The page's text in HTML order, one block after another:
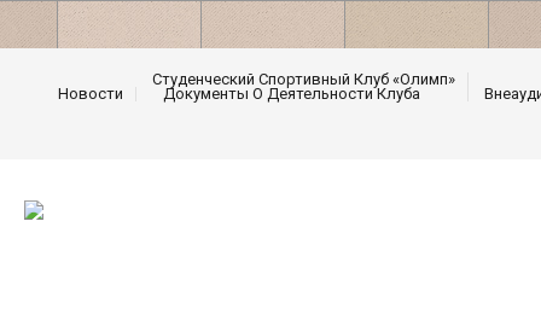
Новости
Студенческий Спортивный Клуб «Олимп»
Документы О Деятельности Клуба